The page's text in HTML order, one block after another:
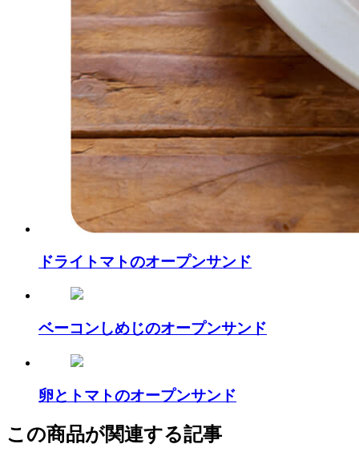
ドライトマトのオープンサンド
ベーコンしめじのオープンサンド
卵とトマトのオープンサンド
この商品が関連する記事